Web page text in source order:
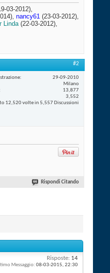
03-2012),
nancy61 (23-03-2012),
Linda(22-03-2012),
#2
29-09-2010
Milano
13,877
3,552
12,520 volte in 5,557 Discussioni
Rispondi Citando
Risposte: 14
Messaggio: 08-03-2015, 22:30